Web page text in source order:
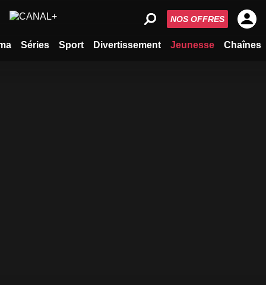
Séries Sport Divertissement Jeunesse Chaînes
NOS OFFRES